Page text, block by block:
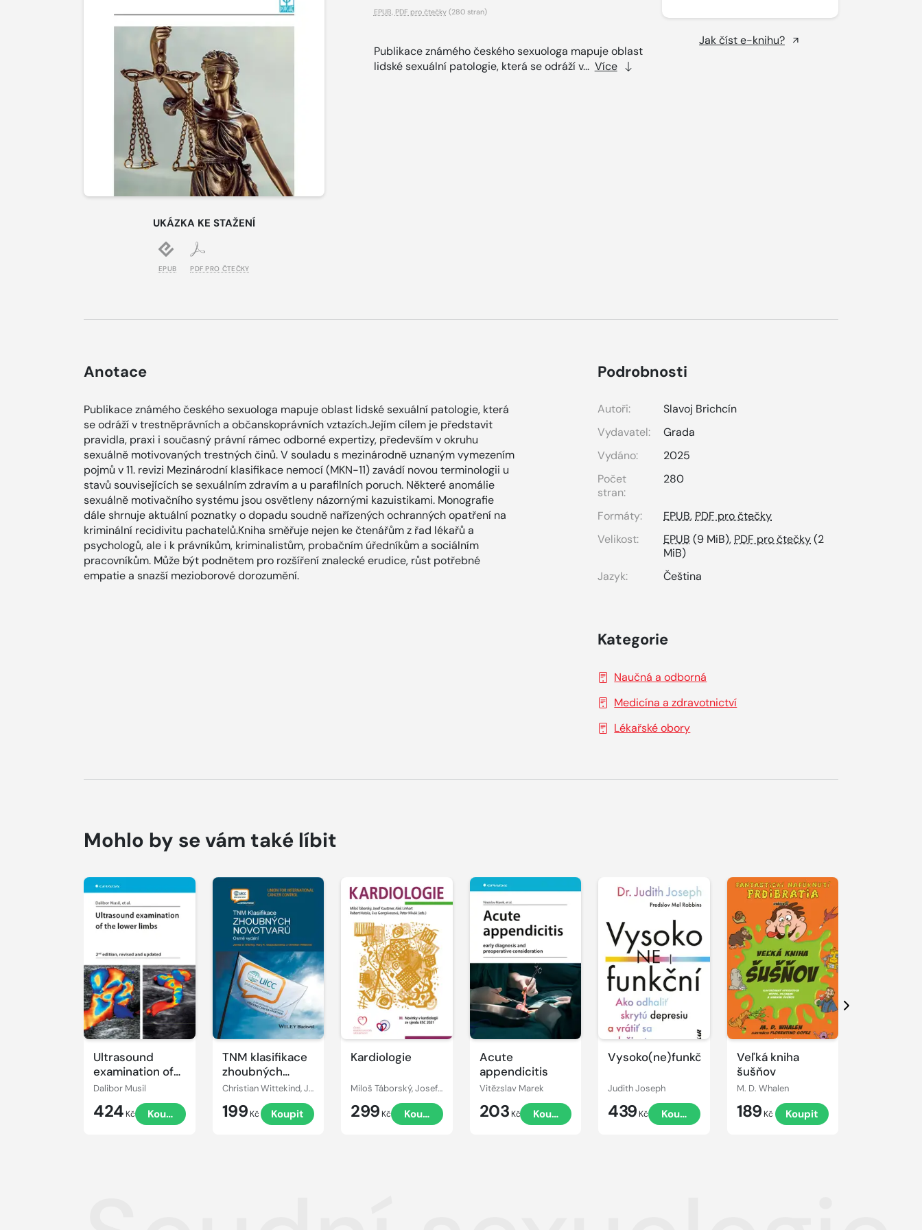
UKÁZKA KE STAŽENÍ
EPUB PDF PRO ČTEČKY
EPUB PDF pro čtečky(280 stran)
Publikace známého českého sexuologa mapuje oblast
lidské sexuální patologie, která se odráží v... Více
Jak číst e-knihu?
Anotace
Publikace známého českého sexuologa mapuje oblast lidské sexuální patologie, která
se odráží v trestněprávních a občanskoprávních vztazích.Jejím cílem je představit
pravidla, praxi i současný právní rámec odborné expertizy, především v okruhu
sexuálně motivovaných trestných činů. V souladu s mezinárodně uznaným vymezením
pojmů v 11. revizi Mezinárodní klasifikace nemocí (MKN-11) zavádí novou terminologii u
stavů souvisejících se sexuálním zdravím a u parafilních poruch. Některé anomálie
sexuálně motivačního systému jsou osvětleny názornými kazuistikami. Monografie
dále shrnuje aktuální poznatky o dopadu soudně nařízených ochranných opatření na
kriminální recidivitu pachatelů.Kniha směřuje nejen ke čtenářům z řad lékařů a
psychologů, ale i k právníkům, kriminalistům, probačním úředníkům a sociálním
pracovníkům. Může být podnětem pro rozšíření znalecké erudice, růst potřebné
empatie a snazší mezioborové dorozumění.
Podrobnosti
Autoři:
Slavoj Brichcín
Vydavatel:
Grada
Vydáno:
2025
Počet
stran:
280
Formáty: EPUB, PDF pro čtečky
Velikost:
EPUB (9 MiB), PDF pro čtečky(2
MiB)
Jazyk:
Čeština
Kategorie
Naučná a odborná
Medicína a zdravotnictví
Lékařské obory
Mohlo by se vám také líbit
Ultrasound
examination of
the lower limbs
Dalibor Musil
424 Kč Koupit
TNM klasifikace
zhoubných
novotvarů
Christian Wittekind, James D. Brierley, Mary K. Gospodarowicz
199 Kč Koupit
Kardiologie
Miloš Táborský, Josef Kautzner, Aleš Linhart
299 Kč Koupit
Acute
appendicitis
Vitězslav Marek
203 Kč Koupit
Vysoko(ne)funkční
Judith Joseph
439 Kč Koupit
Veľká kniha
šušňov
M. D. Whalen
189 Kč Koupit
Další